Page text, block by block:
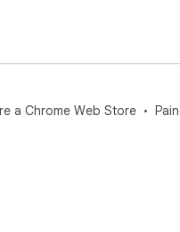
a Chrome Web Store